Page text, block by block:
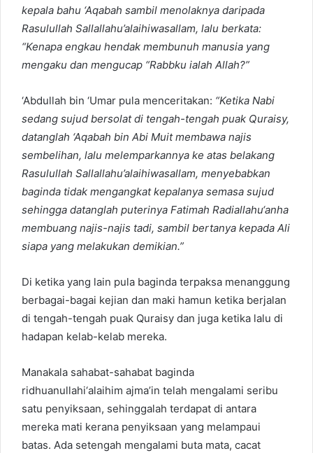
kepala bahu ‘Aqabah sambil menolaknya daripada
Rasulullah Sallallahu’alaihiwasallam, lalu berkata:
“Kenapa engkau hendak membunuh manusia yang
mengaku dan mengucap “Rabbku ialah Allah?”
‘Abdullah bin ‘Umar pula menceritakan: “Ketika Nabi
sedang sujud bersolat di tengah-tengah puak Quraisy,
datanglah ‘Aqabah bin Abi Muit membawa najis
sembelihan, lalu melemparkannya ke atas belakang
Rasulullah Sallallahu’alaihiwasallam, menyebabkan
baginda tidak mengangkat kepalanya semasa sujud
sehingga datanglah puterinya Fatimah Radiallahu‘anha
membuang najis-najis tadi, sambil bertanya kepada Ali
siapa yang melakukan demikian.”
Di ketika yang lain pula baginda terpaksa menanggung
berbagai-bagai kejian dan maki hamun ketika berjalan
di tengah-tengah puak Quraisy dan juga ketika lalu di
hadapan kelab-kelab mereka.
Manakala sahabat-sahabat baginda
ridhuanullahi‘alaihim ajma’in telah mengalami seribu
satu penyiksaan, sehinggalah terdapat di antara
mereka mati kerana penyiksaan yang melampaui
batas. Ada setengah mengalami buta mata, cacat